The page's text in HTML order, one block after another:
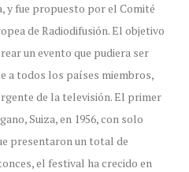
y fue propuesto por el Comité
de Radiodifusión. El objetivo
un evento que pudiera ser
a todos los países miembros,
de la televisión. El primer
Suiza, en 1956, con solo
presentaron un total de
el festival ha crecido en